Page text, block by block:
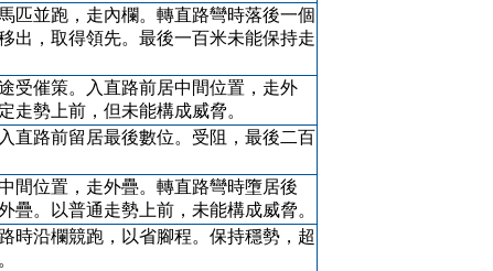
匹並跑，走內欄。轉直路彎時落後一個
出，取得領先。最後一百米未能保持走
受催策。入直路前居中間位置，走外
走勢上前，但未能構成威脅。
直路前留居最後數位。受阻，最後二百
間位置，走外疊。轉直路彎時墮居後
疊。以普通走勢上前，未能構成威脅。
時沿欄競跑，以省腳程。保持穩勢，超